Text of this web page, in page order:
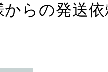
らの発送